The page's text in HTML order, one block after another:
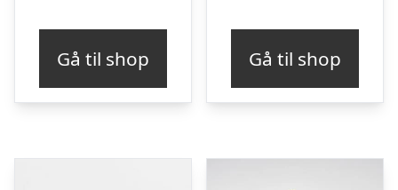
Gå til shop Gå til shop